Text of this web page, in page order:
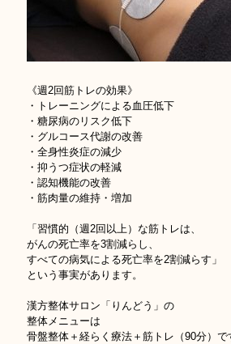
《週2回筋トレの効果》
・トレーニングによる血圧低下
・糖尿病のリスク低下
・グルコース代謝の改善
・全身性炎症の減少
・抑うつ症状の軽減
・認知機能の改善
・筋肉量の維持・増加
「習慣的（週2回以上）な筋トレは、
がんの死亡率を3割減らし、
すべての病気による死亡率を2割減らす」
という事実があります。
漢方整体サロン「りんどう」の
整体メニューは
骨盤整体＋経らく療法＋筋トレ（90分）で